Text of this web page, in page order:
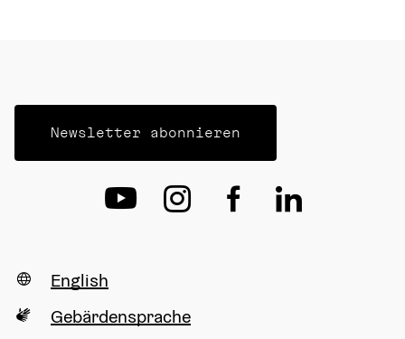
Newsletter abonnieren
English
Gebärdensprache